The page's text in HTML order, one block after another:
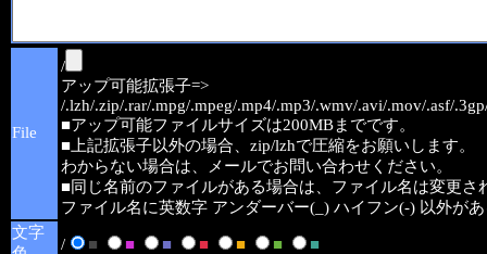
File
/
アップ可能拡張子=>
/.lzh/.zip/.rar/.mpg/.mpeg/.mp4/.mp3/.wmv/.avi/.mov/.asf/
■アップ可能ファイルサイズは200MBまでです。
■上記拡張子以外の場合、zip/lzhで圧縮をお願いします。
わからない場合は、メールでお問い合わせください。
■同じ名前のファイルがある場合は、ファイル名は変更さ
ファイル名に英数字 アンダーバー(_) ハイフン(-) 以外が
文字
/ ■ ■ ■ ■ ■ ■
■